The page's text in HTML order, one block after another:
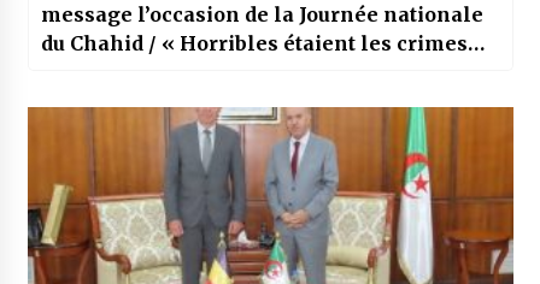
message l’occasion de la Journée nationale
du Chahid / « Horribles étaient les crimes
civilisation et de la civilité »